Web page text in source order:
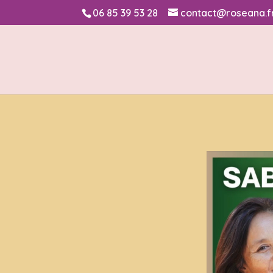
06 85 39 53 28